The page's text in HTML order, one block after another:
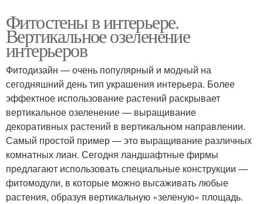
Фитостены в интерьере.
Вертикальное озеленение
интерьеров
Фитодизайн — очень популярный и модный на
сегодняшний день тип украшения интерьера. Более
эффектное использование растений раскрывает
вертикальное озеленение — выращивание
декоративных растений в вертикальном направлении.
Самый простой пример — это выращивание различных
комнатных лиан. Сегодня ландшафтные фирмы
предлагают использовать специальные конструкции —
фитомодули, в которые можно высаживать любые
растения, образуя вертикальную «зеленую» площадь.